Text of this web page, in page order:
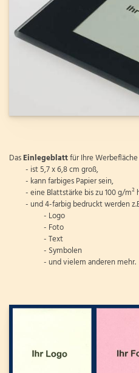
DasEinlegeblattfür Ihre Werbefläche
- ist 5,7 x 6,8 cm groß,
- kann farbiges Papier sein,
- eine Blattstärke bis zu 100 g/m²
- und 4-farbig bedruckt werden
- Logo
- Foto
- Text
- Symbolen
- und vielem anderen mehr.